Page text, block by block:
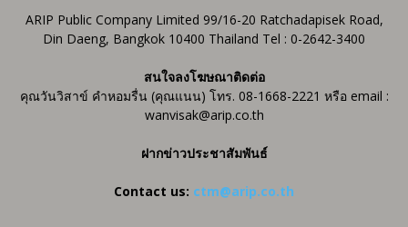
ARIP Public Company Limited 99/16-20 Ratchadapisek Road,
Din Daeng, Bangkok 10400 Thailand Tel : 0-2642-3400
สนใจลงโฆษณาติดต่อ
คุณวันวิสาข์ คำหอมรื่น (คุณแนน) โทร. 08-1668-2221 หรือ email :
wanvisak@arip.co.th
ฝากข่าวประชาสัมพันธ์
Contact us: ctm@arip.co.th